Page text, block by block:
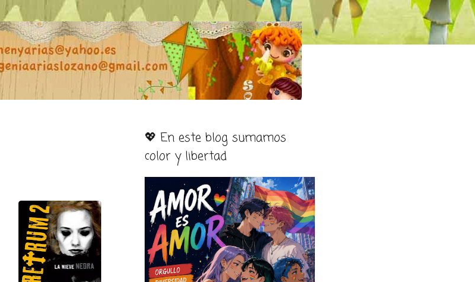
💖 En este blog sumamos
color y libertad